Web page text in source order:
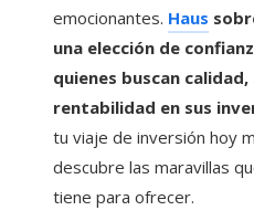
emocionantes. Haus
una elección de
quienes buscan
rentabilidad en sus
tu viaje de inversión hoy
descubre las maravillas
tiene para ofrecer.